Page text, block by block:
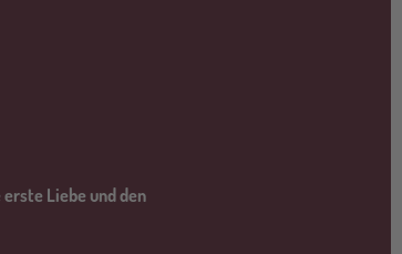
Liebe und den